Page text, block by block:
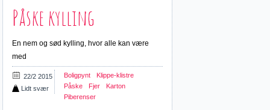
Påske kylling
En nem og sød kylling, hvor alle kan være
med
22/2 2015
Lidt svær
Boligpynt
Klippe-klistre
Påske
Fjer
Karton
Piberenser